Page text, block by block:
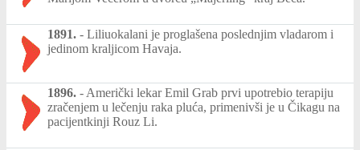
1891. - Liliuokalani je proglašena poslednjim vladarom i
jedinom kraljicom Havaja.
1896. - Američki lekar Emil Grab prvi upotrebio terapiju
zračenjem u lečenju raka pluća, primenivši je u Čikagu na
pacijentkinji Rouz Li.